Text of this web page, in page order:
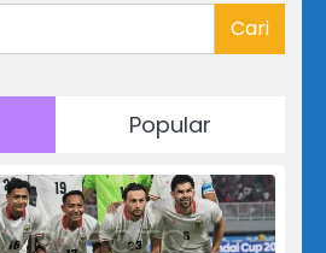
Cari
Popular